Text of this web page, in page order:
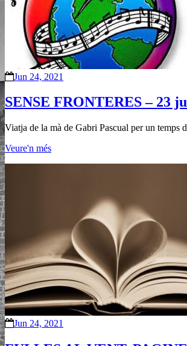
Jun 24, 2021
SENSE FRONTERES – 23
Viatja de la mà de Gabri Pascual per un temps
Veure'n més
Jun 24, 2021